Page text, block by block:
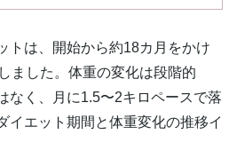
トは、開始から約18カ月をかけ
ました。体重の変化は段階的
なく、月に1.5〜2キロペースで落
イエット期間と体重変化の推移イ